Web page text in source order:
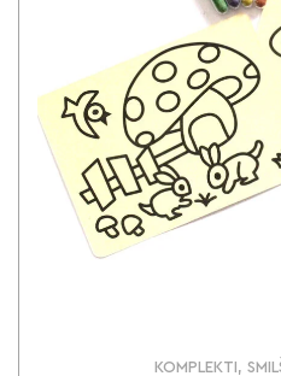
KOMPLEKTI,